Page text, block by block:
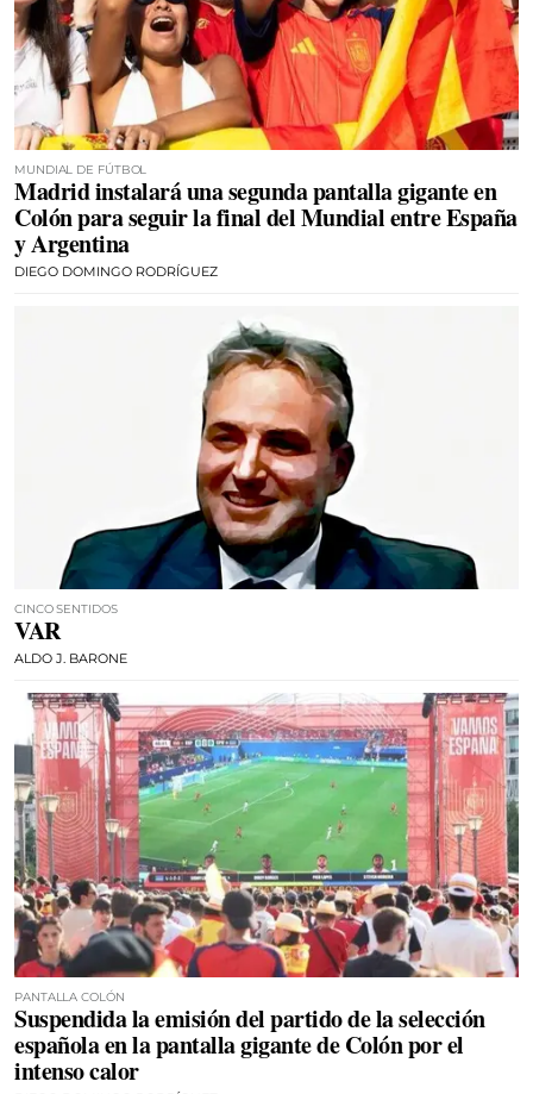
MUNDIAL DE FÚTBOL
Madrid instalará una segunda pantalla gigante en
Colón para seguir la final del Mundial entre España
y Argentina
DIEGO DOMINGO RODRÍGUEZ
CINCO SENTIDOS
VAR
ALDO J. BARONE
PANTALLA COLÓN
Suspendida la emisión del partido de la selección
española en la pantalla gigante de Colón por el
intenso calor